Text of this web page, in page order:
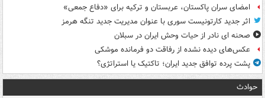
امضای سران پاکستان، عربستان و ترکیه برای «دفاع جمعی»
اثر جدید کارتونیست سوری با عنوان مدیریت جدید تنگه هرمز
صحنه ای نادر از حیات وحش ایران در سبلان
عکس‌های دیده نشده از رفاقت دو فرمانده‌ موشکی
پشت پرده توافق جدید ایران؛ تاکتیک یا استراتژی؟
حوادث